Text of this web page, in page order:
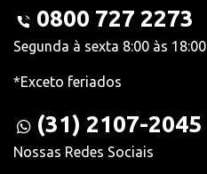
0800 727 2273
Segunda à sexta 8:00 às 18:00
*Exceto feriados
(31) 2107-2045
Nossas Redes Sociais